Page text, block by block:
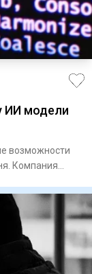
ИИ модели
возможности
Компания